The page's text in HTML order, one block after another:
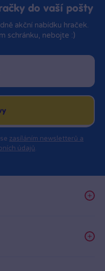
do vaší pošty
akční nabídku hraček.
schránku, nebojte :)
zasíláním newsletterů a
údajů.